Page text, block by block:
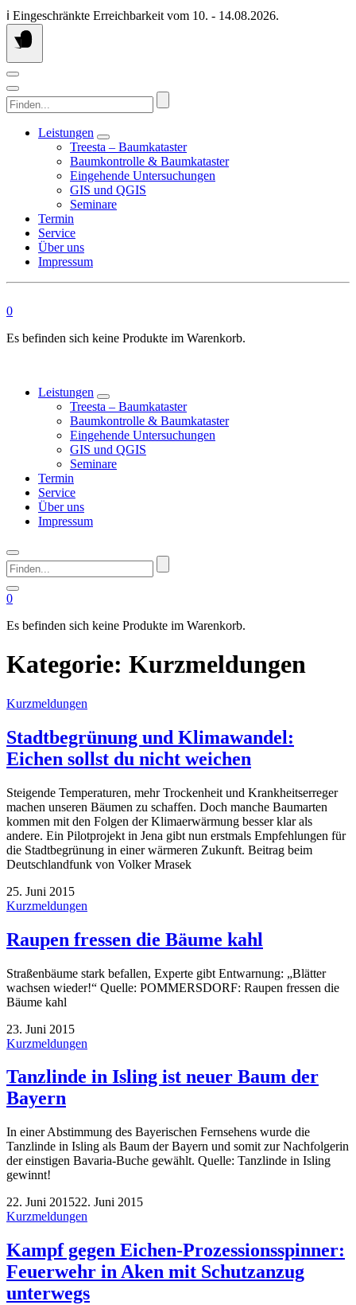
Springen
Sie
zum
ℹ️ Eingeschränkte Erreichbarkeit vom 10. - 14.08.2026.
Finden...
Leistungen
Treesta – Baumkataster
Baumkontrolle & Baumkataster
Eingehende Untersuchungen
GIS und QGIS
Seminare
Termin
Service
Über uns
Impressum
0
Es befinden sich keine Produkte im Warenkorb.
Leistungen
Treesta – Baumkataster
Baumkontrolle & Baumkataster
Eingehende Untersuchungen
GIS und QGIS
Seminare
Termin
Service
Über uns
Impressum
Finden...
0
Es befinden sich keine Produkte im Warenkorb.
Kategorie: Kurzmeldungen
Kurzmeldungen
Stadtbegrünung und Klimawandel:
Eichen sollst du nicht weichen
Steigende Temperaturen, mehr Trockenheit und Krankheitserreger
machen unseren Bäumen zu schaffen. Doch manche Baumarten
kommen mit den Folgen der Klimaerwärmung besser klar als
andere. Ein Pilotprojekt in Jena gibt nun erstmals Empfehlungen für
die Stadtbegrünung in einer wärmeren Zukunft. Beitrag beim
Deutschlandfunk von Volker Mrasek
25. Juni 2015
Kurzmeldungen
Raupen fressen die Bäume kahl
Straßenbäume stark befallen, Experte gibt Entwarnung: „Blätter
wachsen wieder!“ Quelle: POMMERSDORF: Raupen fressen die
Bäume kahl
23. Juni 2015
Kurzmeldungen
Tanzlinde in Isling ist neuer Baum der
Bayern
In einer Abstimmung des Bayerischen Fernsehens wurde die
Tanzlinde in Isling als Baum der Bayern und somit zur Nachfolgerin
der einstigen Bavaria-Buche gewählt. Quelle: Tanzlinde in Isling
gewinnt!
22. Juni 201522. Juni 2015
Kurzmeldungen
Kampf gegen Eichen-Prozessionsspinner:
Feuerwehr in Aken mit Schutzanzug
unterwegs